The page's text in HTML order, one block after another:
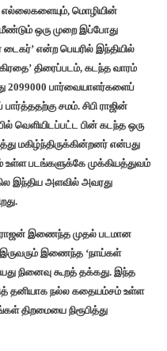
மொழியின்
ஒரு முறை இப்போது
டைகர்’ என்ற பெயரில் இந்தியில்
திரைப்படம், கடந்த வாரம்
2099000 பார்வையாளர்களைப்
சமம். சிபி ராஜின்
வெளியிடப்பட்ட பின் கடந்த ஒரு
மகிழ்ந்திருக்கின்றனர் என்பது
உள்ள படங்களுக்கே முக்கியத்துவம்
இந்திய அளவில் அவரது
இணைந்த முதல் படமான
இருவரும் இணைந்த ‘நாய்கள்
நினைவு கூறத் தக்கது. இந்த
தனியாக நல்ல கதையம்சம் உள்ள
திறமையை நிரூபித்து